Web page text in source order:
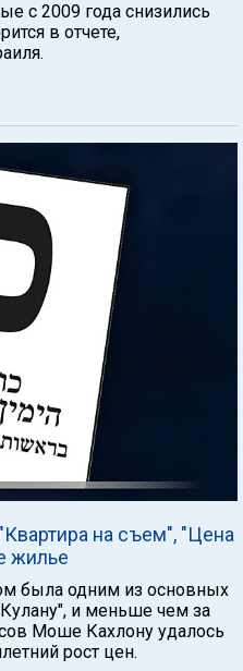
с 2009 года снизились
в отчете,
на съем", "Цена
жилье
была одним из основных
и меньше чем за
Моше Кахлону удалось
рост цен.